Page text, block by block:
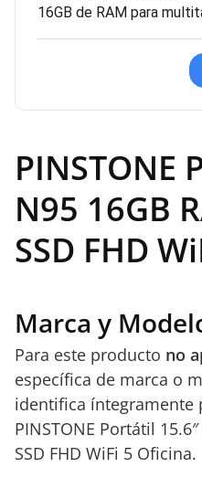
16GB de RAM para
PINSTONE
N95 16GB
SSD FHD
Marca y
Para este producto no
específica de marca o
identifica íntegramente
PINSTONE Portátil
SSD FHD WiFi 5 Oficina.